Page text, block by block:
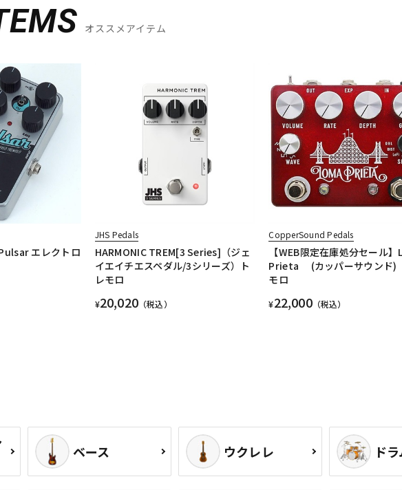
オススメアイテム
エレクトロ
JHS Pedals
HARMONIC TREM[3 Series]（ジェ
イエイチエスペダル/3シリーズ）ト
レモロ
¥20,020 （税込）
CopperSound Pedals
【WEB限定在庫処分セール】
Prieta (カッパーサウンド
モロ
¥22,000（税込）
ベース ウクレレ ド